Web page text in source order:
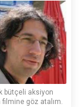
bütçeli aksiyon
filmine göz atalım.